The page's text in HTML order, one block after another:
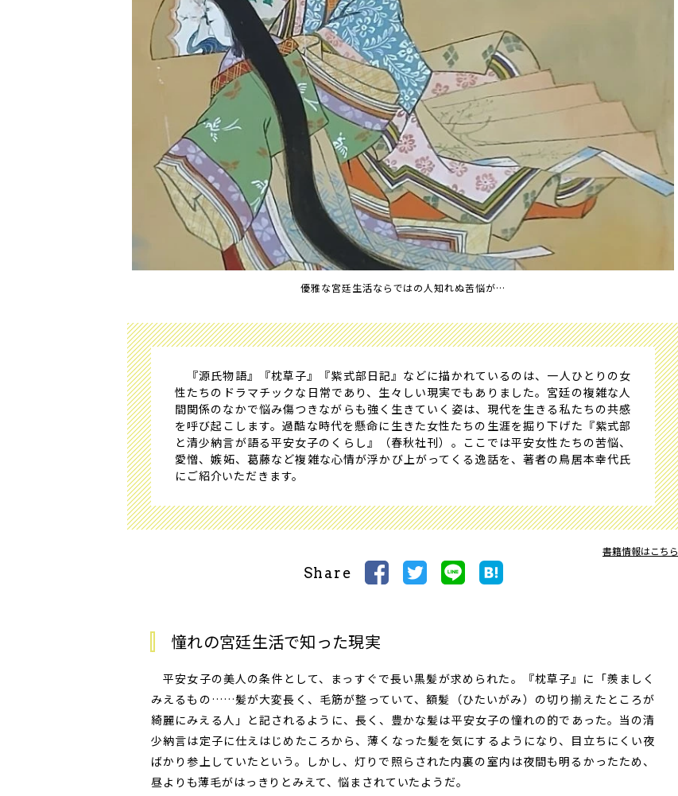
優雅な宮廷生活ならではの人知れぬ苦悩が…
『源氏物語』『枕草子』『紫式部日記』などに描かれているのは、一人ひとりの女
性たちのドラマチックな日常であり、生々しい現実でもありました。宮廷の複雑な人
間関係のなかで悩み傷つきながらも強く生きていく姿は、現代を生きる私たちの共感
を呼び起こします。過酷な時代を懸命に生きた女性たちの生涯を掘り下げた『紫式部
と清少納言が語る平安女子のくらし』（春秋社刊）。ここでは平安女性たちの苦悩、
愛憎、嫉妬、葛藤など複雑な心情が浮かび上がってくる逸話を、著者の鳥居本幸代氏
にご紹介いただきます。
書籍情報はこちら
Share
憧れの宮廷生活で知った現実
平安女子の美人の条件として、まっすぐで長い黒髪が求められた。『枕草子』に「羨ましく
みえるもの……髪が大変長く、毛筋が整っていて、額髪（ひたいがみ）の切り揃えたところが
綺麗にみえる人」と記されるように、長く、豊かな髪は平安女子の憧れの的であった。当の清
少納言は定子に仕えはじめたころから、薄くなった髪を気にするようになり、目立ちにくい夜
ばかり参上していたという。しかし、灯りで照らされた内裏の室内は夜間も明るかったため、
昼よりも薄毛がはっきりとみえて、悩まされていたようだ。